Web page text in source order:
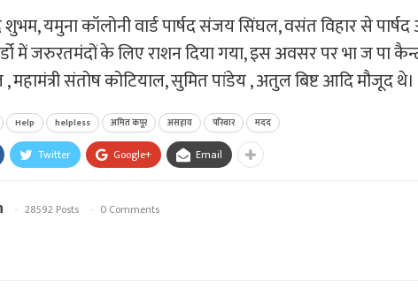
शुभम, यमुना कॉलोनी वार्ड पार्षद संजय सिंघल, वसंत विहार से
में जरुरतमंदों के लिए राशन दिया गया, इस अवसर पर भा ज पा
संतोष कोटियाल, सुमित पांडेय , अतुल बिष्ट आदि मौजूद थे।
Help helpless अमित कपूर असहाय परिवार मदद
Twitter Google+ Email
28592 Posts 0 Comments